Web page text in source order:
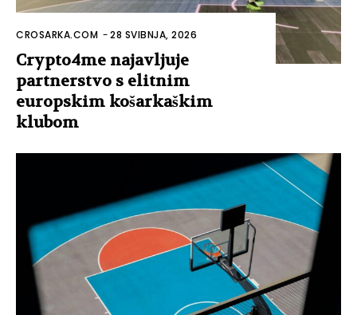
CROSARKA.COM -28 SVIBNJA, 2026
Crypto4me najavljuje
partnerstvo s elitnim
europskim košarkaškim
klubom